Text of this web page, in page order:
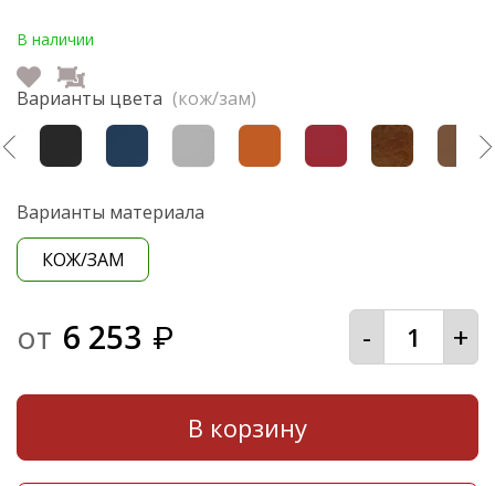
В наличии
Варианты цвета (кож/зам)
Варианты материала
КОЖ/ЗАМ
от 6 253 ₽ - +
В корзину